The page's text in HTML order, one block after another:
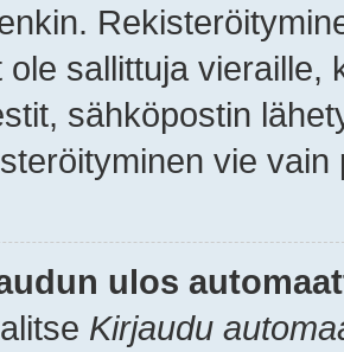
ole sallittuja vieraille,
sähköpostin
vie
ulos
Kirjaudu